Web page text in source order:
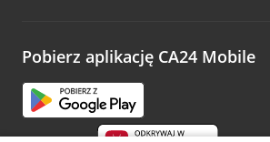
opinie.
Pobierz aplikację CA24 Mobile